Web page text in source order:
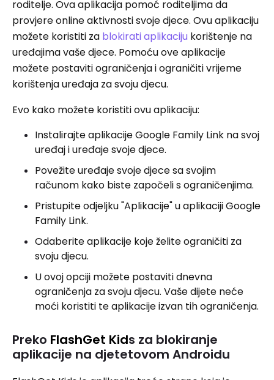
roditelje. Ova aplikacija pomoć roditeljima da
provjere online aktivnosti svoje djece. Ovu aplikaciju
možete koristiti za blokirati aplikaciju korištenje na
uređajima vaše djece. Pomoću ove aplikacije
možete postaviti ograničenja i ograničiti vrijeme
korištenja uređaja za svoju djecu.
Evo kako možete koristiti ovu aplikaciju:
Instalirajte aplikacije Google Family Link na svoj
uređaj i uređaje svoje djece.
Povežite uređaje svoje djece sa svojim
računom kako biste započeli s ograničenjima.
Pristupite odjeljku "Aplikacije" u aplikaciji Google
Family Link.
Odaberite aplikacije koje želite ograničiti za
svoju djecu.
U ovoj opciji možete postaviti dnevna
ograničenja za svoju djecu. Vaše dijete neće
moći koristiti te aplikacije izvan tih ograničenja.
Preko FlashGet Kids za blokiranje
aplikacije na djetetovom Androidu